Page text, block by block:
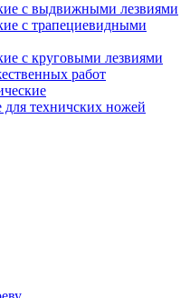
с выдвижными лезвиями
с трапециевидными
с круговыми лезвиями
работ
техничских ножей